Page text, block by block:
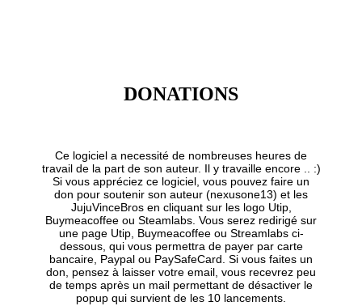
DONATIONS
Ce logiciel a necessité de nombreuses heures de
travail de la part de son auteur. Il y travaille encore .. :)
Si vous appréciez ce logiciel, vous pouvez faire un
don pour soutenir son auteur (nexusone13) et les
JujuVinceBros en cliquant sur les logo Utip,
Buymeacoffee ou Steamlabs. Vous serez redirigé sur
une page Utip, Buymeacoffee ou Streamlabs ci-
dessous, qui vous permettra de payer par carte
bancaire, Paypal ou PaySafeCard. Si vous faites un
don, pensez à laisser votre email, vous recevrez peu
de temps après un mail permettant de désactiver le
popup qui survient de les 10 lancements.